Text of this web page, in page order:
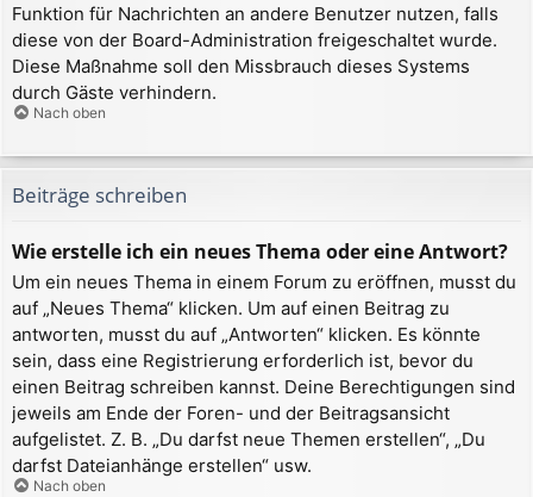
Funktion für Nachrichten an andere Benutzer nutzen, falls
diese von der Board-Administration freigeschaltet wurde.
Diese Maßnahme soll den Missbrauch dieses Systems
durch Gäste verhindern.
Nach oben
Beiträge schreiben
Wie erstelle ich ein neues Thema oder eine Antwort?
Um ein neues Thema in einem Forum zu eröffnen, musst du
auf „Neues Thema“ klicken. Um auf einen Beitrag zu
antworten, musst du auf „Antworten“ klicken. Es könnte
sein, dass eine Registrierung erforderlich ist, bevor du
einen Beitrag schreiben kannst. Deine Berechtigungen sind
jeweils am Ende der Foren- und der Beitragsansicht
aufgelistet. Z. B. „Du darfst neue Themen erstellen“, „Du
darfst Dateianhänge erstellen“ usw.
Nach oben